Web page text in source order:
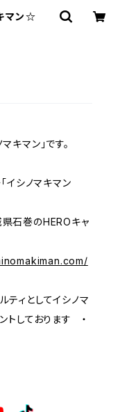
マン☆
キマン」です。
イシノマキマン
石巻のHEROキャ
ィとしてイシノマ
トしております ・